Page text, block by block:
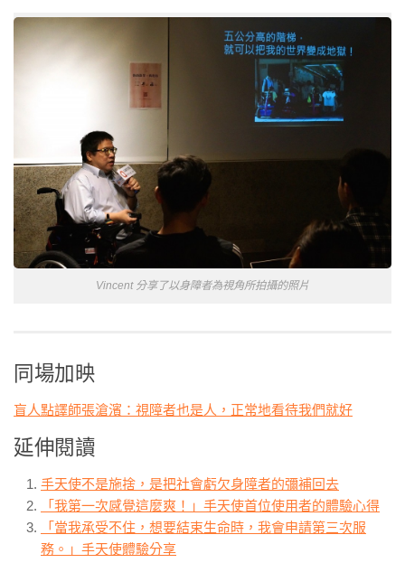
Vincent 分享了以身障者為視角所拍攝的照片
同場加映
盲人點譯師張滄濱：視障者也是人，正常地看待我們就好
延伸閱讀
手天使不是施捨，是把社會虧欠身障者的彌補回去
「我第一次感覺這麼爽！」手天使首位使用者的體驗心得
「當我承受不住，想要結束生命時，我會申請第三次服
務。」手天使體驗分享